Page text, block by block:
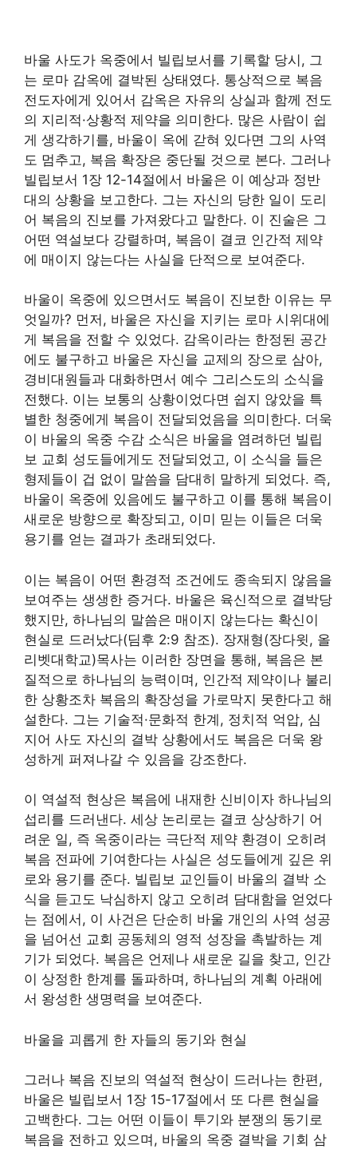
바울 사도가 옥중에서 빌립보서를 기록할 당시, 그
는 로마 감옥에 결박된 상태였다. 통상적으로 복음
전도자에게 있어서 감옥은 자유의 상실과 함께 전도
의 지리적·상황적 제약을 의미한다. 많은 사람이 쉽
게 생각하기를, 바울이 옥에 갇혀 있다면 그의 사역
도 멈추고, 복음 확장은 중단될 것으로 본다. 그러나
빌립보서 1장 12-14절에서 바울은 이 예상과 정반
대의 상황을 보고한다. 그는 자신의 당한 일이 도리
어 복음의 진보를 가져왔다고 말한다. 이 진술은 그
어떤 역설보다 강렬하며, 복음이 결코 인간적 제약
에 매이지 않는다는 사실을 단적으로 보여준다.
바울이 옥중에 있으면서도 복음이 진보한 이유는 무
엇일까? 먼저, 바울은 자신을 지키는 로마 시위대에
게 복음을 전할 수 있었다. 감옥이라는 한정된 공간
에도 불구하고 바울은 자신을 교제의 장으로 삼아,
경비대원들과 대화하면서 예수 그리스도의 소식을
전했다. 이는 보통의 상황이었다면 쉽지 않았을 특
별한 청중에게 복음이 전달되었음을 의미한다. 더욱
이 바울의 옥중 수감 소식은 바울을 염려하던 빌립
보 교회 성도들에게도 전달되었고, 이 소식을 들은
형제들이 겁 없이 말씀을 담대히 말하게 되었다. 즉,
바울이 옥중에 있음에도 불구하고 이를 통해 복음이
새로운 방향으로 확장되고, 이미 믿는 이들은 더욱
용기를 얻는 결과가 초래되었다.
이는 복음이 어떤 환경적 조건에도 종속되지 않음을
보여주는 생생한 증거다. 바울은 육신적으로 결박당
했지만, 하나님의 말씀은 매이지 않는다는 확신이
현실로 드러났다(딤후 2:9 참조). 장재형(장다윗, 올
리벳대학교)목사는 이러한 장면을 통해, 복음은 본
질적으로 하나님의 능력이며, 인간적 제약이나 불리
한 상황조차 복음의 확장성을 가로막지 못한다고 해
설한다. 그는 기술적·문화적 한계, 정치적 억압, 심
지어 사도 자신의 결박 상황에서도 복음은 더욱 왕
성하게 퍼져나갈 수 있음을 강조한다.
이 역설적 현상은 복음에 내재한 신비이자 하나님의
섭리를 드러낸다. 세상 논리로는 결코 상상하기 어
려운 일, 즉 옥중이라는 극단적 제약 환경이 오히려
복음 전파에 기여한다는 사실은 성도들에게 깊은 위
로와 용기를 준다. 빌립보 교인들이 바울의 결박 소
식을 듣고도 낙심하지 않고 오히려 담대함을 얻었다
는 점에서, 이 사건은 단순히 바울 개인의 사역 성공
을 넘어선 교회 공동체의 영적 성장을 촉발하는 계
기가 되었다. 복음은 언제나 새로운 길을 찾고, 인간
이 상정한 한계를 돌파하며, 하나님의 계획 아래에
서 왕성한 생명력을 보여준다.
바울을 괴롭게 한 자들의 동기와 현실
그러나 복음 진보의 역설적 현상이 드러나는 한편,
바울은 빌립보서 1장 15-17절에서 또 다른 현실을
고백한다. 그는 어떤 이들이 투기와 분쟁의 동기로
복음을 전하고 있으며, 바울의 옥중 결박을 기회 삼